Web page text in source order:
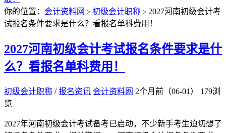
你的位置： 会计资料网 > 初级会计职称 > 2027河南初级会计考
试报名条件要求是什么？看报名单科费用！
2027河南初级会计考试报名条件要求是什
么？看报名单科费用！
初级会计职称 /报名资讯 会计资料网 2个月前（06-01）
179浏
览
2027年河南初级会计考试备考已启动，不少新手考生迫切想了